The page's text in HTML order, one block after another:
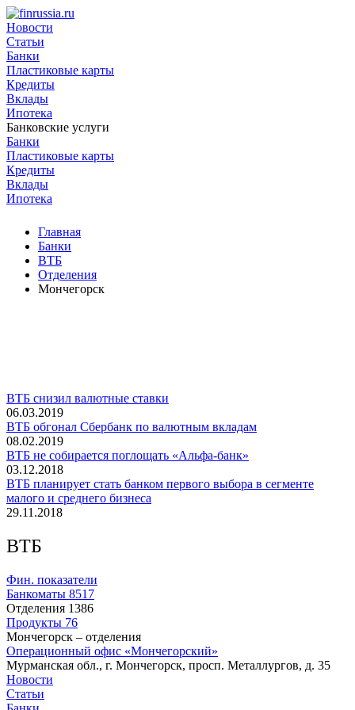
Новости
Статьи
Банки
Пластиковые карты
Кредиты
Вклады
Ипотека
Банковские услуги
Банки
Пластиковые карты
Кредиты
Вклады
Ипотека
Главная
Банки
ВТБ
Отделения
Мончегорск
ВТБ снизил валютные ставки
06.03.2019
ВТБ обгонал Сбербанк по валютным вкладам
08.02.2019
ВТБ не собирается поглощать «Альфа-банк»
03.12.2018
ВТБ планирует стать банком первого выбора в сегменте
малого и среднего бизнеса
29.11.2018
ВТБ
Фин. показатели
Банкоматы 8517
Отделения 1386
Продукты 76
Мончегорск – отделения
Операционный офис «Мончегорский»
Мурманская обл., г. Мончегорск, просп. Металлургов, д. 35
Новости
Статьи